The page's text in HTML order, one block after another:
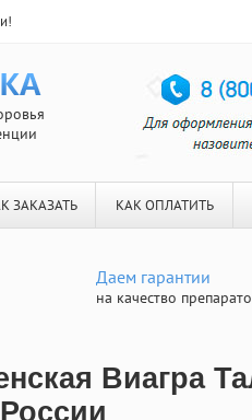
ЗАКАЗАТЬ КАК ОПЛАТИТЬ
Даем гарантии
на качество
Виагра